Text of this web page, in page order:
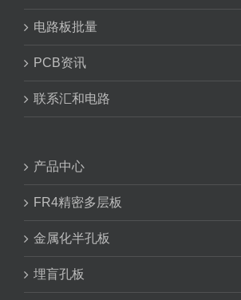
电路板批量
PCB资讯
联系汇和电路
产品中心
FR4精密多层板
金属化半孔板
埋盲孔板